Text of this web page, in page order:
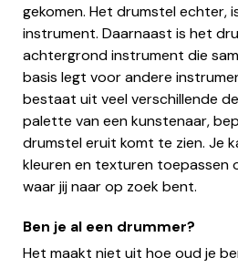
gekomen. Het drumstel echter,
instrument. Daarnaast is het
achtergrond instrument die
basis legt voor andere
bestaat uit veel verschillende
palette van een kunstenaar,
drumstel eruit komt te zien. Je
kleuren en texturen toepassen
waar jij naar op zoek bent.
Ben je al een drummer?
Het maakt niet uit hoe oud je